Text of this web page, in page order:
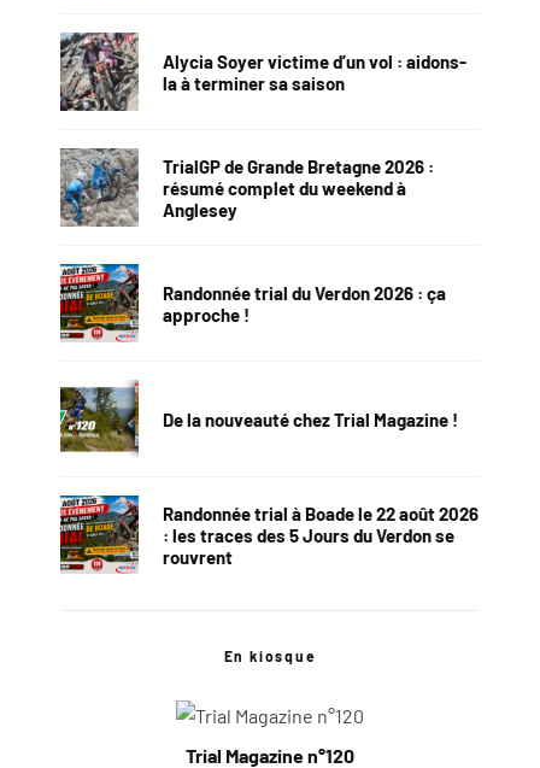
Alycia Soyer victime d’un vol : aidons-
la à terminer sa saison
TrialGP de Grande Bretagne 2026 :
résumé complet du weekend à
Anglesey
Randonnée trial du Verdon 2026 : ça
approche !
De la nouveauté chez Trial Magazine !
Randonnée trial à Boade le 22 août 2026
: les traces des 5 Jours du Verdon se
rouvrent
En kiosque
Trial Magazine n°120